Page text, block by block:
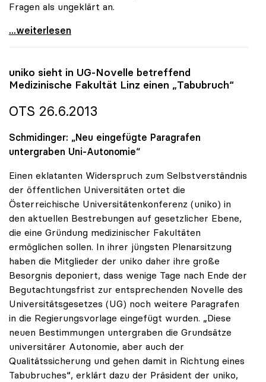
Fragen als ungeklärt an.
Med-Fakultät Linz: Für uniko sind noch offene
...weiterlesen
uniko sieht in UG-Novelle betreffend
Medizinische Fakultät Linz einen „Tabubruch“
OTS 26.6.2013
Schmidinger: „Neu eingefügte Paragrafen
untergraben Uni-Autonomie“
Einen eklatanten Widerspruch zum Selbstverständnis
der öffentlichen Universitäten ortet die
Österreichische Universitätenkonferenz (uniko) in
den aktuellen Bestrebungen auf gesetzlicher Ebene,
die eine Gründung medizinischer Fakultäten
ermöglichen sollen. In ihrer jüngsten Plenarsitzung
haben die Mitglieder der uniko daher ihre große
Besorgnis deponiert, dass wenige Tage nach Ende der
Begutachtungsfrist zur entsprechenden Novelle des
Universitätsgesetzes (UG) noch weitere Paragrafen
in die Regierungsvorlage eingefügt wurden. „Diese
neuen Bestimmungen untergraben die Grundsätze
universitärer Autonomie, aber auch der
Qualitätssicherung und gehen damit in Richtung eines
Tabubruches“, erklärt dazu der Präsident der uniko,